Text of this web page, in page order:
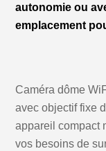
autonomie ou
emplacement
Caméra dôme
avec objectif fixe
appareil compact
vos besoins de